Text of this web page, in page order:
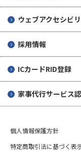
ウェブアクセシビ
採用情報
ICカードRID登録
家事代行サービス
個人情報保護方針
特定商取引法に基づく表